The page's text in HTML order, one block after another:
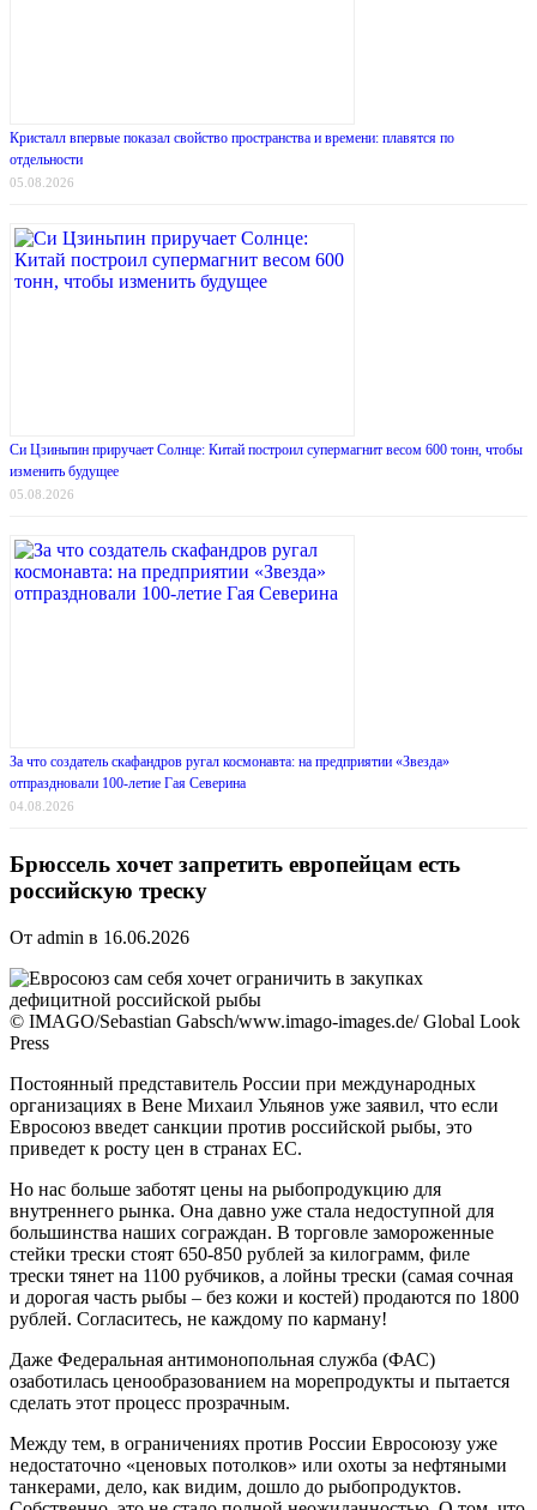
Кристалл впервые показал свойство пространства и времени: плавятся по
отдельности
05.08.2026
Си Цзиньпин приручает Солнце: Китай построил супермагнит весом 600 тонн, чтобы
изменить будущее
05.08.2026
За что создатель скафандров ругал космонавта: на предприятии «Звезда»
отпраздновали 100-летие Гая Северина
04.08.2026
Брюссель хочет запретить европейцам есть
российскую треску
От admin в 16.06.2026
© IMAGO/Sebastian Gabsch/www.imago-images.de/ Global Look
Press
Постоянный представитель России при международных
организациях в Вене Михаил Ульянов уже заявил, что если
Евросоюз введет санкции против российской рыбы, это
приведет к росту цен в странах ЕС.
Но нас больше заботят цены на рыбопродукцию для
внутреннего рынка. Она давно уже стала недоступной для
большинства наших сограждан. В торговле замороженные
стейки трески стоят 650-850 рублей за килограмм, филе
трески тянет на 1100 рубчиков, а лойны трески (самая сочная
и дорогая часть рыбы – без кожи и костей) продаются по 1800
рублей. Согласитесь, не каждому по карману!
Даже Федеральная антимонопольная служба (ФАС)
озаботилась ценообразованием на морепродукты и пытается
сделать этот процесс прозрачным.
Между тем, в ограничениях против России Евросоюзу уже
недостаточно «ценовых потолков» или охоты за нефтяными
танкерами, дело, как видим, дошло до рыбопродуктов.